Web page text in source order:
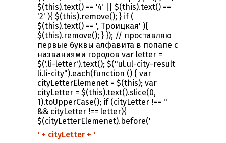
$(this).text() == '4' || $(this).text() ==
'2' ){ $(this).remove(); } if (
$(this).text() == ', Троицкая' ){
$(this).remove(); } }); // проставляю
первые буквы алфавита в попапе с
названиями городов var letter =
$('.li-letter').text(); $("ul.ul-city-result
li.li-city").each(function () { var
cityLetterElemenet = $(this); var
cityLetter = $(this).text().slice(0,
1).toUpperCase(); if (cityLetter !== ''
&& cityLetter !== letter){
$(cityLetterElemenet).before('
' + cityLetter + '